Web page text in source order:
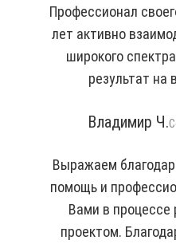
Профессионал
лет активно
широкого
результат
Владимир Ч.
Выражаем
помощь и
Вами в
проектом.